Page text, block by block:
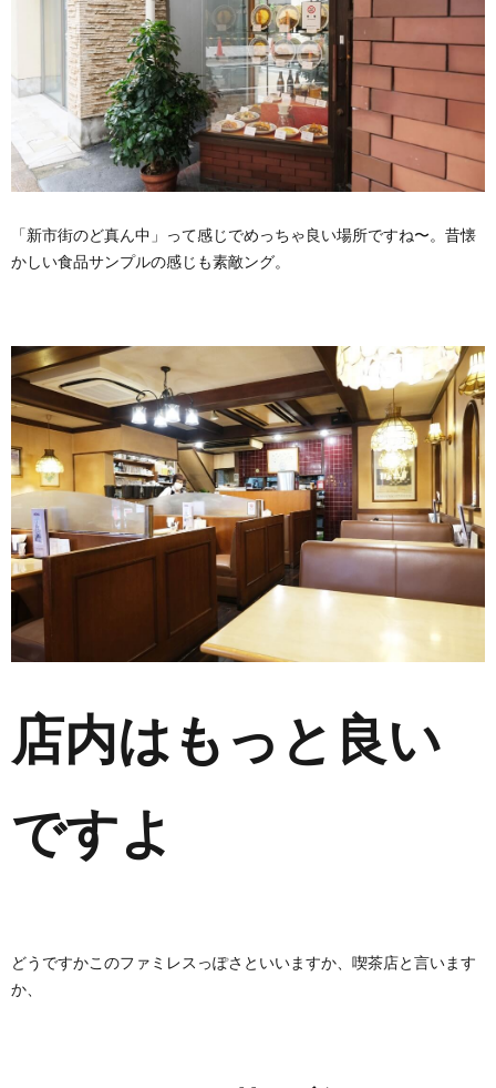
「新市街のど真ん中」って感じでめっちゃ良い場所ですね〜。昔懐
かしい食品サンプルの感じも素敵ング。
店内はもっと良い
ですよ
どうですかこのファミレスっぽさといいますか、喫茶店と言います
か、